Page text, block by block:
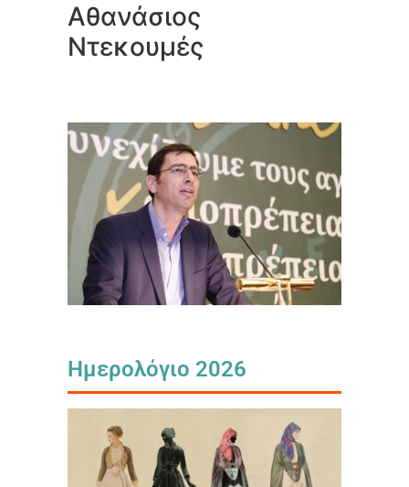
Αθανάσιος
Ντεκουμές
Ημερολόγιο 2026